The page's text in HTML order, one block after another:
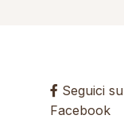
Seguici su
Facebook